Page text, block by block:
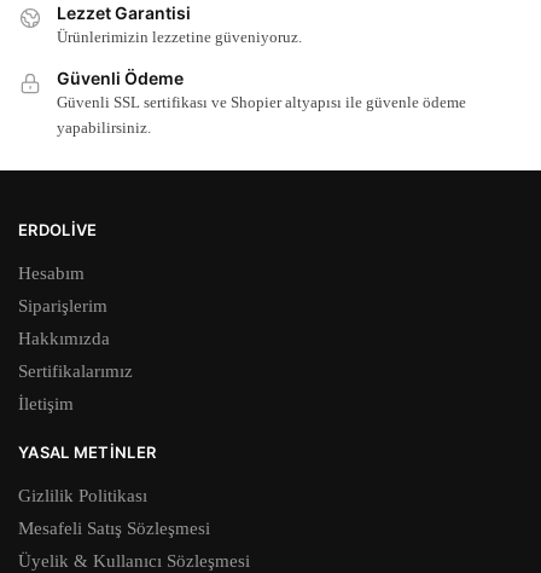
Lezzet Garantisi
Ürünlerimizin lezzetine güveniyoruz.
Güvenli Ödeme
Güvenli SSL sertifikası ve Shopier altyapısı ile güvenle ödeme
yapabilirsiniz.
ERDOLIVE
Hesabım
Siparişlerim
Hakkımızda
Sertifikalarımız
İletişim
YASAL METINLER
Gizlilik Politikası
Mesafeli Satış Sözleşmesi
Üyelik & Kullanıcı Sözleşmesi